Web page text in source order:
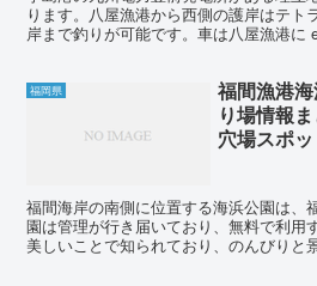
ります。八屋漁港から西側の護岸はテト
岸まで釣りが可能です。車は八屋漁港に
福岡県
福間漁港
り場情報
穴場スポ
福間海岸の南側に位置する海浜公園は、
園は管理が行き届いており、無料で利用
美しいことで知られており、のんびりと